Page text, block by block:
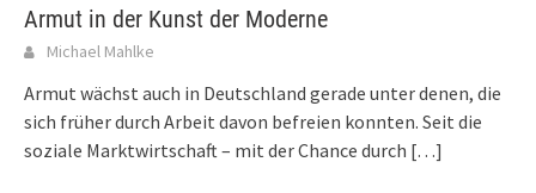
Armut in der Kunst der Moderne
Michael Mahlke
Armut wächst auch in Deutschland gerade unter denen, die
sich früher durch Arbeit davon befreien konnten. Seit die
soziale Marktwirtschaft – mit der Chance durch […]